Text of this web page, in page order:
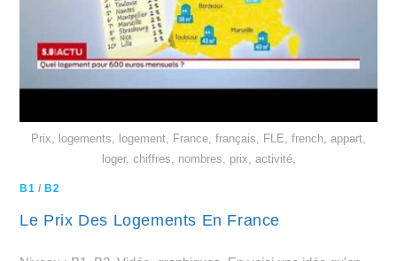
Prix, logements, logement, France, français, FLE, french, appart,
loger, chiffres, nombres, prix, activité,
B1 /B2
Le Prix Des Logements En France